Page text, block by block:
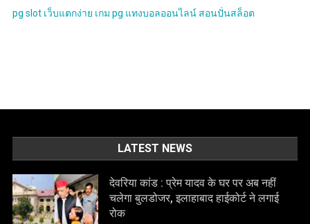
pg slot เว็บแตกง่าย เกม pg แทงบอลออนไลน์ สอนปั่นสล็อต
LATEST NEWS
देवरिया कांड : प्रेम यादव के घर पर अब नहीं
चलेगा बुलडोजर, इलाहाबाद हाईकोर्ट ने लगाई
रोक